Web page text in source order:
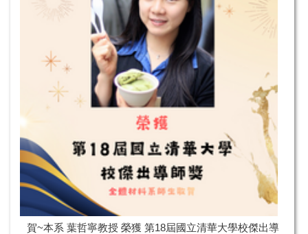
賀~本系 葉哲寧教授 榮獲 第18屆國立清華大學校傑出導